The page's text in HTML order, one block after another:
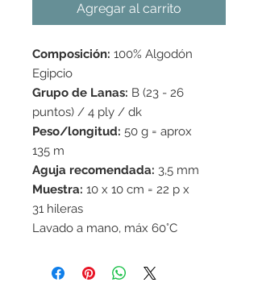
Agregar al carrito
Composición: 100% Algodón
Egipcio
Grupo de Lanas: B (23 - 26
puntos) / 4 ply / dk
Peso/longitud: 50 g = aprox
135 m
Aguja recomendada: 3,5 mm
Muestra: 10 x 10 cm = 22 p x
31 hileras
Lavado a mano, máx 60°C